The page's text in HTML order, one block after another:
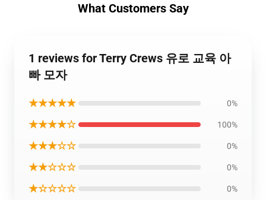
What Customers Say
1 reviews for Terry Crews 유로 교육 아
빠 모자
★★★★★ 0%
★★★★☆ 100%
★★★☆☆ 0%
★★☆☆☆ 0%
★☆☆☆☆ 0%